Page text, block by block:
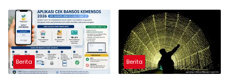
Berita Berita